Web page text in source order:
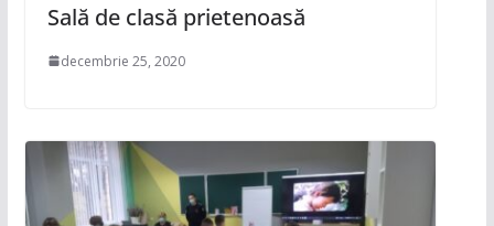
Sală de clasă prietenoasă
decembrie 25, 2020